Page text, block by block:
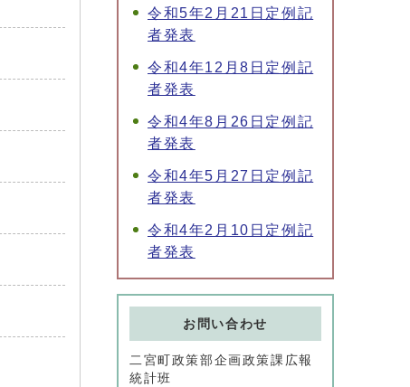
令和5年2月21日定例記
者発表
令和4年12月8日定例記
者発表
令和4年8月26日定例記
者発表
令和4年5月27日定例記
者発表
令和4年2月10日定例記
者発表
お問い合わせ
二宮町政策部企画政策課広報
統計班